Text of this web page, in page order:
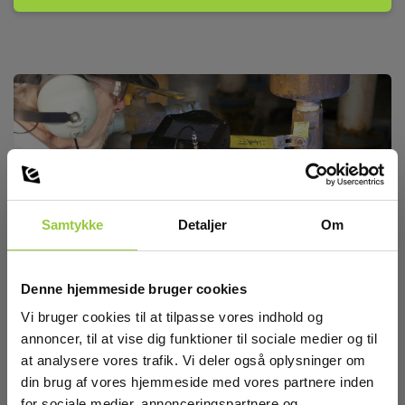
Samtykke Detaljer Om
Denne hjemmeside bruger cookies
Vi bruger cookies til at tilpasse vores indhold og
annoncer, til at vise dig funktioner til sociale medier og til
at analysere vores trafik. Vi deler også oplysninger om
din brug af vores hjemmeside med vores partnere inden
Princip
Der skelnes mellem 2 former for ultralyds detektering;
Strukturbåren ultralyd som opfanges via en kontakt probe.
Luftbåren ultralyd anvendes primært til lækagesøgning på
trykluftanlæg, hvor der er mange penge at spare på
elregningen. Erfaringer viser at investering i et udstyr til
dette formål, vil være betalt allerede det første år. Lækagen
findes med instrumentet og via et regneark kan man
beregne den enkelte lægkages økonomiske konsekvens.